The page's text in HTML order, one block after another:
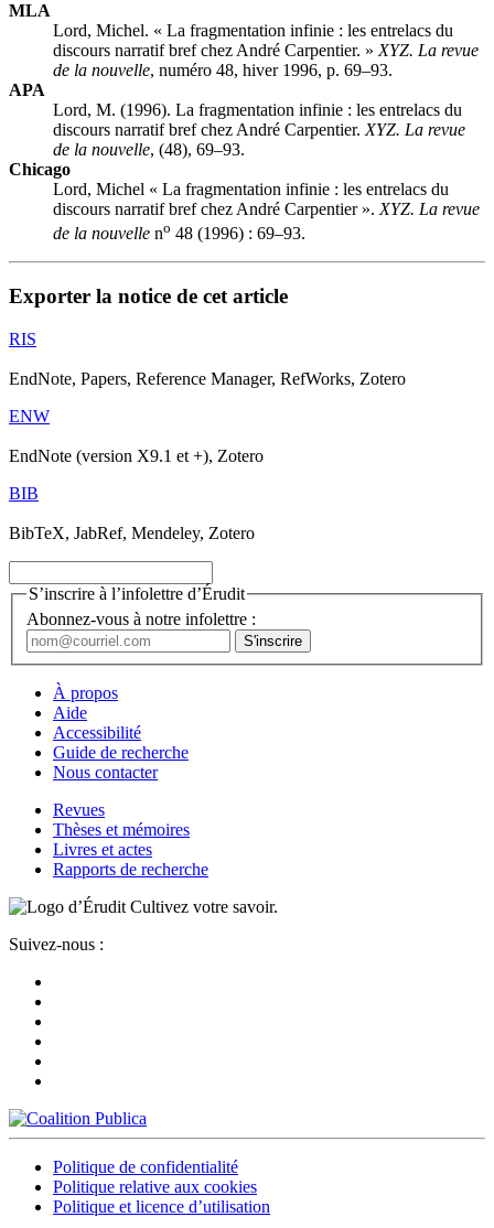
MLA
Lord, Michel. « La fragmentation infinie : les entrelacs du
discours narratif bref chez André Carpentier. » XYZ. La revue
de la nouvelle, numéro 48, hiver 1996, p. 69–93.
APA
Lord, M. (1996). La fragmentation infinie : les entrelacs du
discours narratif bref chez André Carpentier. XYZ. La revue
de la nouvelle, (48), 69–93.
Chicago
Lord, Michel « La fragmentation infinie : les entrelacs du
discours narratif bref chez André Carpentier ». XYZ. La revue
de la nouvelle no 48 (1996) : 69–93.
Exporter la notice de cet article
RIS
EndNote, Papers, Reference Manager, RefWorks, Zotero
ENW
EndNote (version X9.1 et +), Zotero
BIB
BibTeX, JabRef, Mendeley, Zotero
S’inscrire à l’infolettre d’Érudit
Abonnez-vous à notre infolettre :
À propos
Aide
Accessibilité
Guide de recherche
Nous contacter
Revues
Thèses et mémoires
Livres et actes
Rapports de recherche
Cultivez votre savoir.
Suivez-nous :
Politique de confidentialité
Politique relative aux cookies
Politique et licence d’utilisation